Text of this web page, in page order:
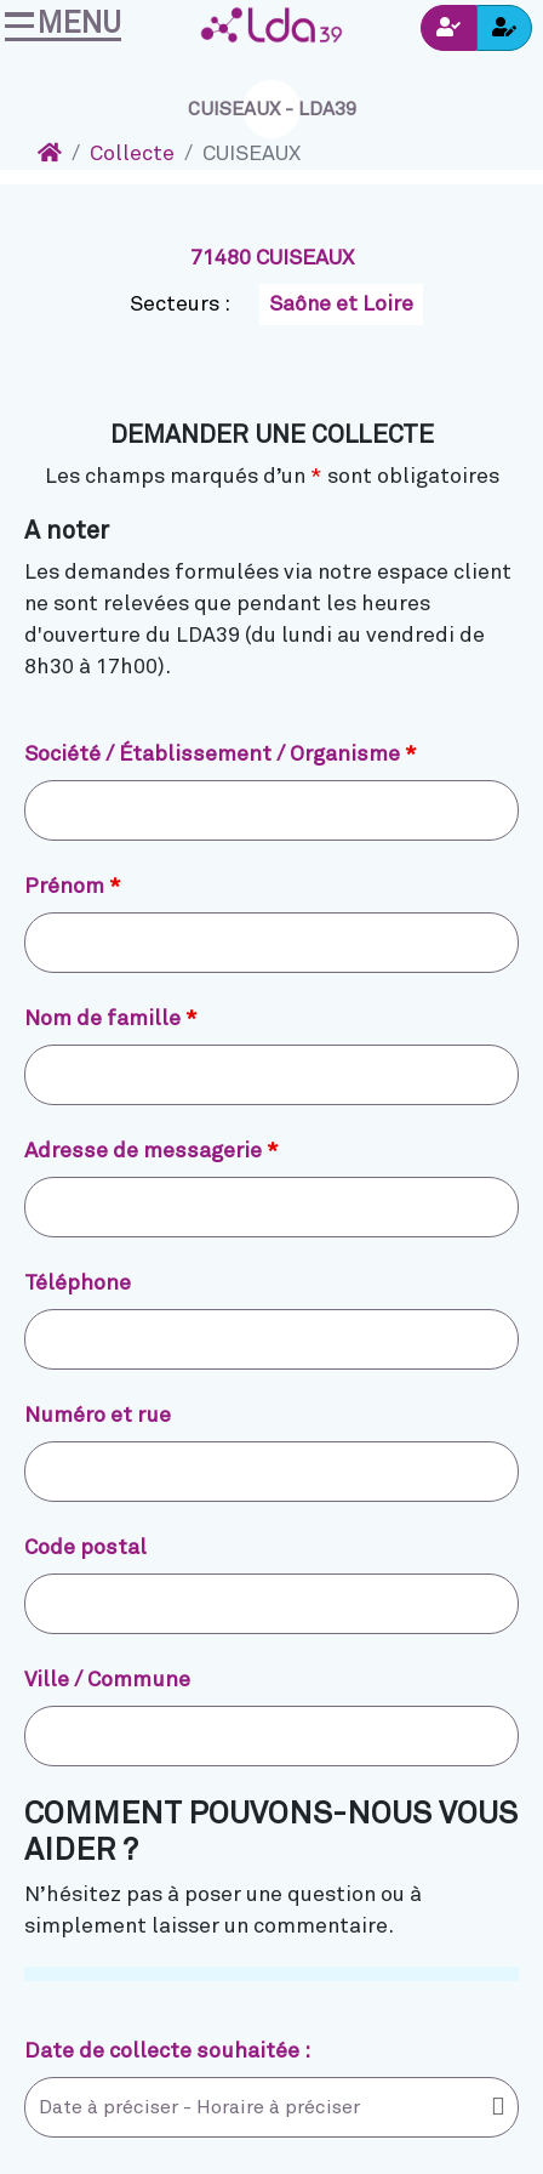
Accéder au contenu
Connexion
MENU
CUISEAUX - LDA39
AccueilCollecte CUISEAUX
71480 CUISEAUX
Secteurs : Saône et Loire
DEMANDER UNE COLLECTE
Les champs marqués d’un * sont obligatoires
A noter
Les demandes formulées via notre espace client
ne sont relevées que pendant les heures
d'ouverture du LDA39 (du lundi au vendredi de
8h30 à 17h00).
Société / Établissement / Organisme *
Prénom *
Nom de famille *
Adresse de messagerie *
Téléphone
Numéro et rue
Code postal
Ville / Commune
COMMENT POUVONS-NOUS VOUS
AIDER ?
N’hésitez pas à poser une question ou à
simplement laisser un commentaire.
Date de collecte souhaitée :